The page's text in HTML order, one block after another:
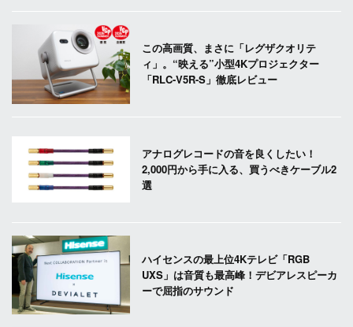
この高画質、まさに「レグザクオリテ
ィ」。“映える”小型4Kプロジェクター
「RLC-V5R-S」徹底レビュー
アナログレコードの音を良くしたい！
2,000円から手に入る、買うべきケーブル2
選
ハイセンスの最上位4Kテレビ「RGB
UXS」は音質も最高峰！デビアレスピーカ
ーで屈指のサウンド